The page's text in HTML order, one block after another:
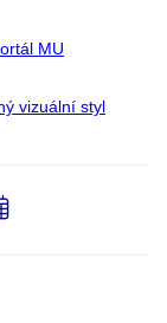
MU
vizuální styl
Přidat